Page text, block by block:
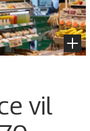
vil